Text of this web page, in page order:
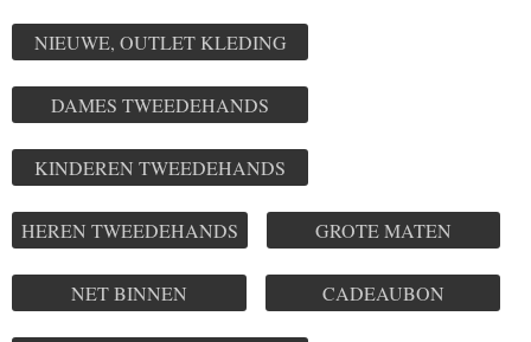
NIEUWE, OUTLET KLEDING
DAMES TWEEDEHANDS
KINDEREN TWEEDEHANDS
HEREN TWEEDEHANDS GROTE MATEN
NET BINNEN CADEAUBON